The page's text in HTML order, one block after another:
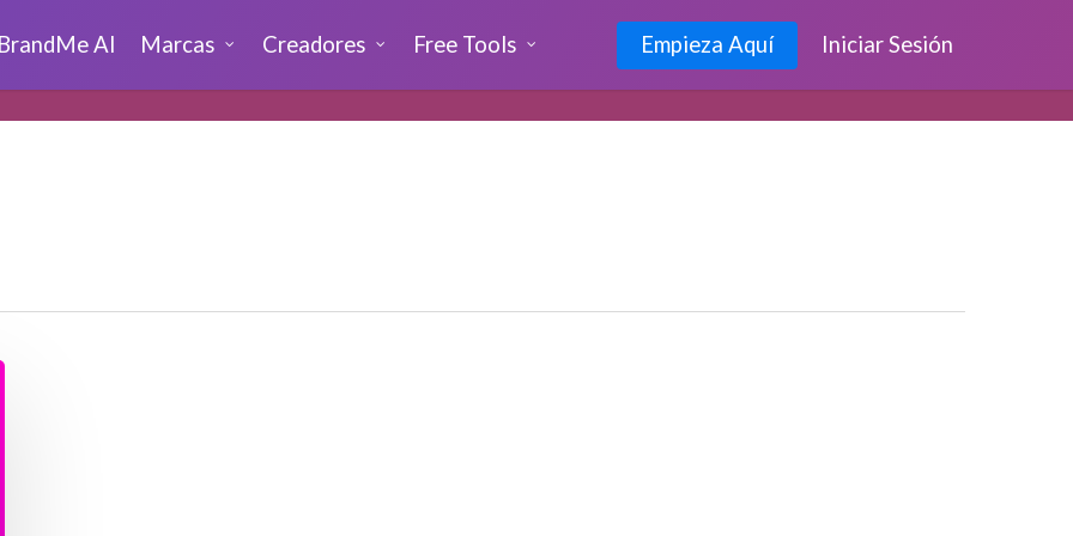
BrandMe AI Marcas Creadores Free Tools Empieza Aquí Iniciar Sesión